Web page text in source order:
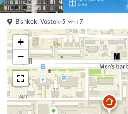
Bishkek, Vostok-5 м-н 7
+
−